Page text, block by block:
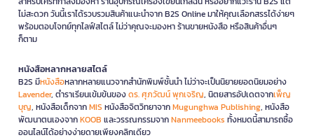
ไม่สะดวก วันนี้เราได้รวบรวมสินค้าแนะนำจาก B2S Online มาให้คุณเลือกสรรได้ง่ายๆ
พร้อมตอบโจทย์ทุกไลฟ์สไตล์ ไม่ว่าคุณจะมองหา ร้านขายหนังสือ หรือสินค้าอื่นๆ
ก็ตาม
หนังสือหลากหลายสไตล์
B2S มีหนังสือหลากหลายแนวจากสำนักพิมพ์ชั้นนำ ไม่ว่าจะเป็นนิยายยอดนิยมอย่าง
Lavender, ตำราเรียนเข้มข้นของดร. ศุภวัฒน์ พุกเจริญ, นิตยสารอัปเดตจากเพ็ญ
บุญ, หนังสือเด็กจากMIS หนังสือจิตวิทยาจากMugunghwa Publishing, หนังสือ
พัฒนาตนเองจากKOOB และวรรณกรรมจากNanmeebooks ทั้งหมดนี้สามารถซื้อ
ออนไลน์ได้อย่างง่ายดายเพียงคลิกเดียว